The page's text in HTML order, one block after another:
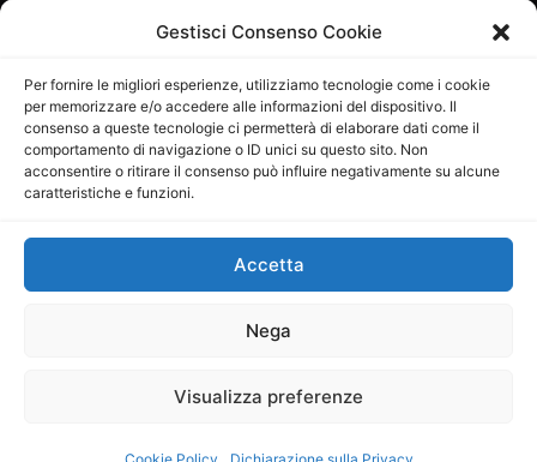
Gestisci Consenso Cookie
Per fornire le migliori esperienze, utilizziamo tecnologie come i cookie
per memorizzare e/o accedere alle informazioni del dispositivo. Il
consenso a queste tecnologie ci permetterà di elaborare dati come il
comportamento di navigazione o ID unici su questo sito. Non
acconsentire o ritirare il consenso può influire negativamente su alcune
caratteristiche e funzioni.
Accetta
Nega
Visualizza preferenze
29/09/2015
Direttore Editoriale: Maurizio Scaglione
Direttore Responsabile: Maria Calabrese
P.IVA: 06334930820
Mercurio Comunicazione Società Cooperativa a r.l. è
iscritta al Registro degli Operatori di Comunicazione al
Sito gestito daLa Digitale srl–info@ladigitale.it